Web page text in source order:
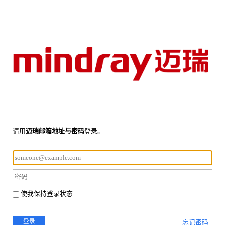
请用迈瑞邮箱地址与密码登录。
使我保持登录状态
登录 忘记密码